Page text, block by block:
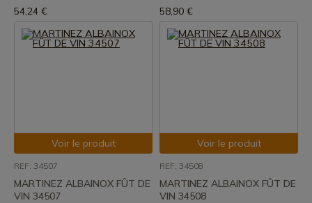
54,24 € 58,90 €
Voir le produit
REF: 34507
MARTINEZ ALBAINOX FÛT DE
VIN 34507
Voir le produit
REF: 34508
MARTINEZ ALBAINOX FÛT DE
VIN 34508